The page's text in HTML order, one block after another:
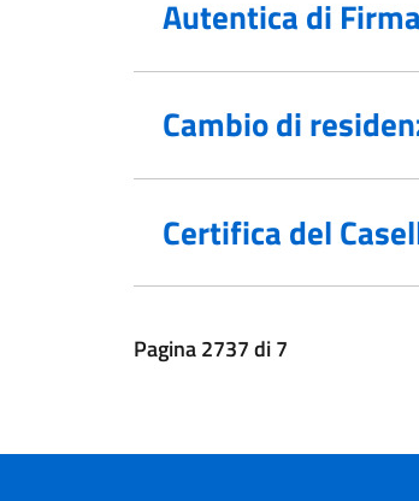
Autentica di Firma
Cambio di
Certifica del
Pagina2737di7